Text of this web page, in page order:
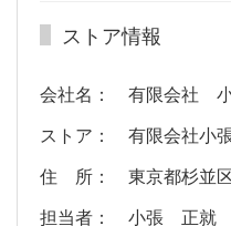
ストア情報
会社名： 有限会社
ストア： 有限会社小
住 所： 東京都杉並区
担当者： 小張 正就